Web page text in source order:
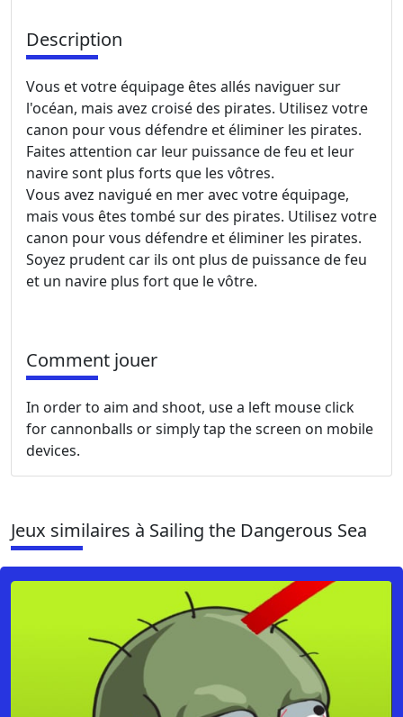
Description
Vous et votre équipage êtes allés naviguer sur
l'océan, mais avez croisé des pirates. Utilisez votre
canon pour vous défendre et éliminer les pirates.
Faites attention car leur puissance de feu et leur
navire sont plus forts que les vôtres.
Vous avez navigué en mer avec votre équipage,
mais vous êtes tombé sur des pirates. Utilisez votre
canon pour vous défendre et éliminer les pirates.
Soyez prudent car ils ont plus de puissance de feu
et un navire plus fort que le vôtre.
Comment jouer
In order to aim and shoot, use a left mouse click
for cannonballs or simply tap the screen on mobile
devices.
Jeux similaires à Sailing the Dangerous Sea